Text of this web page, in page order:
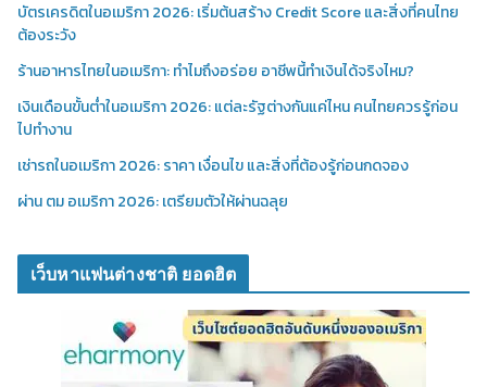
บัตรเครดิตในอเมริกา 2026: เริ่มต้นสร้าง Credit Score และสิ่งที่คนไทย
ต้องระวัง
ร้านอาหารไทยในอเมริกา: ทำไมถึงอร่อย อาชีพนี้ทำเงินได้จริงไหม?
เงินเดือนขั้นต่ำในอเมริกา 2026: แต่ละรัฐต่างกันแค่ไหน คนไทยควรรู้ก่อน
ไปทำงาน
เช่ารถในอเมริกา 2026: ราคา เงื่อนไข และสิ่งที่ต้องรู้ก่อนกดจอง
ผ่าน ตม อเมริกา 2026: เตรียมตัวให้ผ่านฉลุย
เว็บหาแฟนต่างชาติ ยอดฮิต